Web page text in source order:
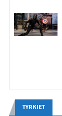
TYRKIET